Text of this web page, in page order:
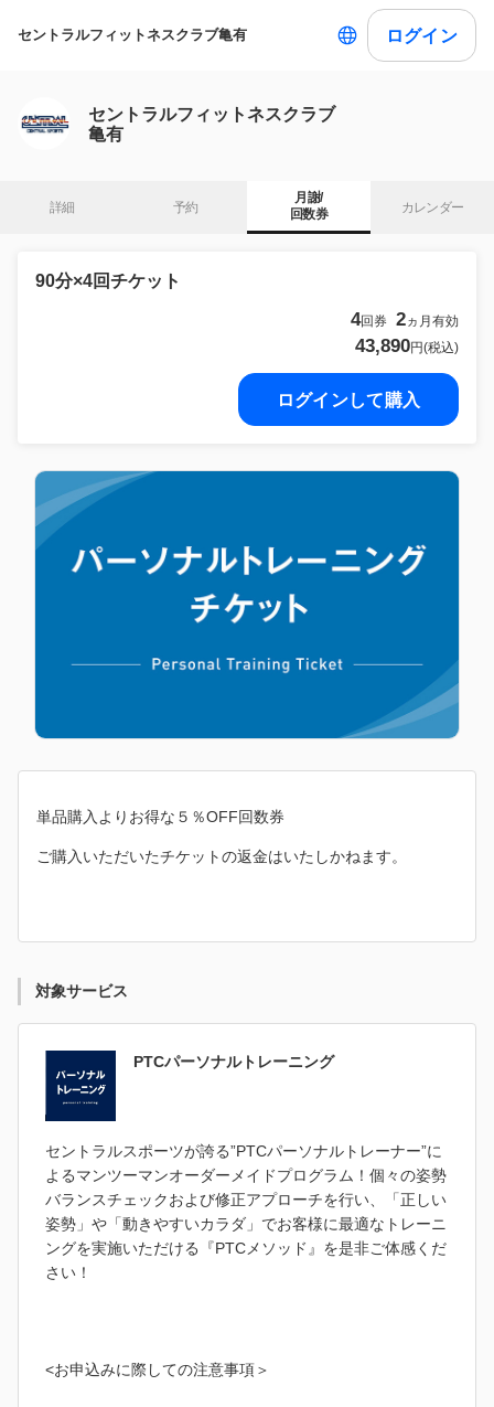
セントラルフィットネスクラブ亀有 ログイン
セントラルフィットネスクラブ
亀有
詳細 予約
月謝/
回数券
カレンダー
90分×4回チケット
4回券 2ヵ月有効
43,890円(税込)
ログインして購入
単品購入よりお得な５％OFF回数券
ご購入いただいたチケットの返金はいたしかねます。
対象サービス
PTCパーソナルトレーニング
セントラルスポーツが誇る”PTCパーソナルトレーナー”に
よるマンツーマンオーダーメイドプログラム！個々の姿勢
バランスチェックおよび修正アプローチを行い、「正しい
姿勢」や「動きやすいカラダ」でお客様に最適なトレーニ
ングを実施いただける『PTCメソッド』を是非ご体感くだ
さい！
<お申込みに際しての注意事項＞